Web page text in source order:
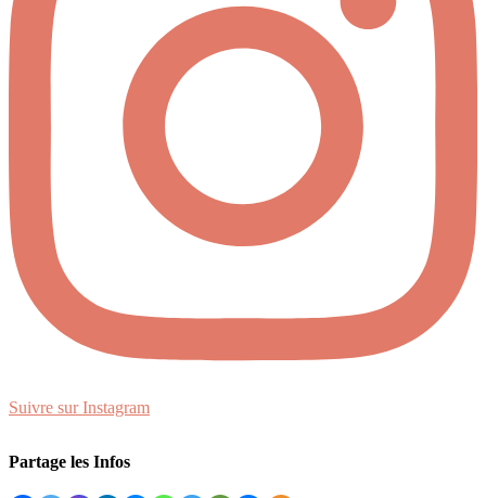
Suivre sur Instagram
Partage les Infos